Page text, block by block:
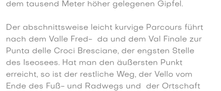
dem tausend Meter höher gelegenen Gipfel.
Der abschnittsweise leicht kurvige Parcours führt
nach dem Valle Fred- da und dem Val Finale zur
Punta delle Croci Bresciane, der engsten Stelle
des Iseosees. Hat man den äußersten Punkt
erreicht, so ist der restliche Weg, der Vello vom
Ende des Fuß- und Radwegs und der Ortschaft